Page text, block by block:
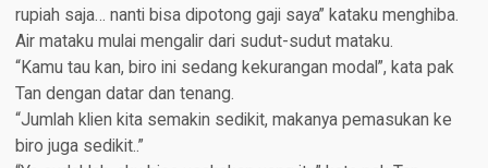
rupiah saja… nanti bisa dipotong gaji saya” kataku menghiba.
Air mataku mulai mengalir dari sudut-sudut mataku.
“Kamu tau kan, biro ini sedang kekurangan modal”, kata pak
Tan dengan datar dan tenang.
“Jumlah klien kita semakin sedikit, makanya pemasukan ke
biro juga sedikit..”